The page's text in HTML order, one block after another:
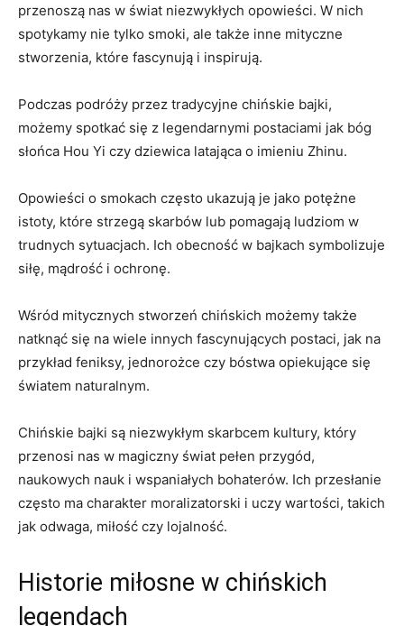
przenoszą nas w świat niezwykłych opowieści. W nich
spotykamy nie tylko smoki, ale także inne mityczne
stworzenia, które fascynują i inspirują.
Podczas podróży przez tradycyjne chińskie bajki,
możemy spotkać się z legendarnymi postaciami jak bóg
słońca Hou Yi ⁣czy dziewica latająca o ⁤imieniu Zhinu.
Opowieści o smokach często ukazują je jako potężne
istoty, które strzegą⁢ skarbów lub pomagają ludziom w
trudnych sytuacjach. Ich obecność w bajkach symbolizuje
siłę, mądrość i ochronę.
Wśród‍ mitycznych⁤ stworzeń chińskich możemy także
natknąć się na wiele innych fascynujących postaci, jak na
przykład feniksy, jednorożce czy bóstwa ⁢opiekujące się
światem naturalnym.
Chińskie bajki⁣ są niezwykłym skarbcem kultury, który
przenosi nas w ​magiczny​ świat pełen⁢ przygód,
naukowych nauk ⁢i wspaniałych bohaterów. Ich przesłanie
często ma charakter moralizatorski i uczy wartości, takich
jak odwaga, miłość czy ⁤lojalność.
Historie miłosne w chińskich
legendach